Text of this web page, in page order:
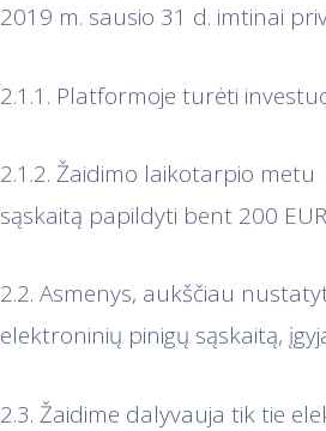
2019 m. sausio 31 d. imtinai
2.1.1. Platformoje turėti
2.1.2. Žaidimo laikotarpio
sąskaitą papildyti bent 200
2.2. Asmenys, aukščiau
elektroninių pinigų sąskaitą,
2.3. Žaidime dalyvauja tik tie